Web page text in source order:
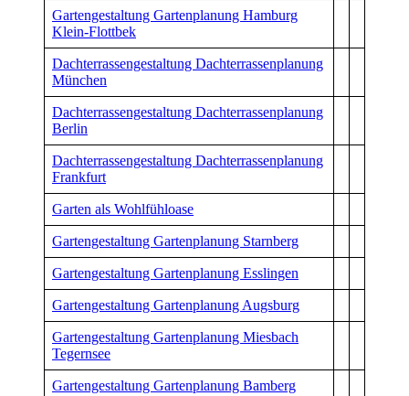
Gartengestaltung Gartenplanung Hamburg
Klein-Flottbek
Dachterrassengestaltung Dachterrassenplanung
München
Dachterrassengestaltung Dachterrassenplanung
Berlin
Dachterrassengestaltung Dachterrassenplanung
Frankfurt
Garten als Wohlfühloase
Gartengestaltung Gartenplanung Starnberg
Gartengestaltung Gartenplanung Esslingen
Gartengestaltung Gartenplanung Augsburg
Gartengestaltung Gartenplanung Miesbach
Tegernsee
Gartengestaltung Gartenplanung Bamberg